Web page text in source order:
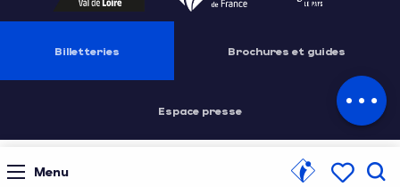
Menu
par email
Billetteries Brochures et guides
Espace presse